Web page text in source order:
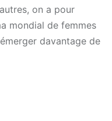
on a pour
mondial de femmes
davantage de